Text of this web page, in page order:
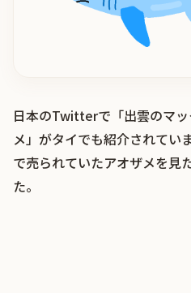
日本のTwitterで「出雲のマ
メ」がタイでも紹介されてい
で売られていたアオザメを見
た。